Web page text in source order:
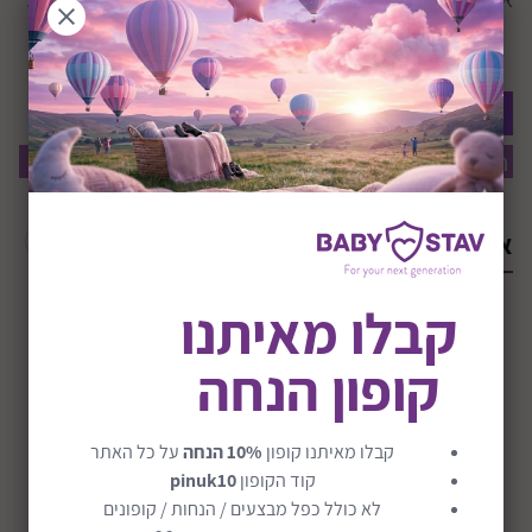
היה הראשון לרשום תגובה
הוסף תגובה
תוכן ההודעה: מחבר: תאריך:
אולי יעניין אותך
קורקינט לילדים עם
טרמפיסט אונברסלי
בטיחות ברכב
קבלו מאיתנו
קופון הנחה
קבלו מאיתנו קופון 10% הנחה
על כל האתר
קוד הקופוןpinuk10
לא כולל כפל מבצעים / הנחות / קופונים